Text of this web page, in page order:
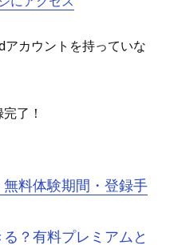
カウントを持っていな
了！
料体験期間・登録手
？有料プレミアムと